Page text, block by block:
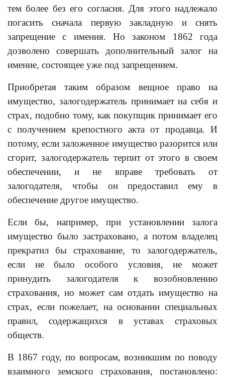
тем более без его согласия. Для этого надлежало
погасить сначала первую закладную и снять
запрещение с имения. Но законом 1862 года
дозволено совершать дополнительный залог на
имение, состоящее уже под запрещением.
Приобретая таким образом вещное право на
имущество, залогодержатель принимает на себя и
страх, подобно тому, как покупщик принимает его
с получением крепостного акта от продавца. И
потому, если заложенное имущество разорится или
сгорит, залогодержатель терпит от этого в своем
обеспечении, и не вправе требовать от
залогодателя, чтобы он предоставил ему в
обеспечение другое имущество.
Если бы, например, при установлении залога
имущество было застраховано, а потом владелец
прекратил бы страхование, то залогодержатель,
если не было особого условия, не может
принудить залогодателя к возобновлению
страхования, но может сам отдать имущество на
страх, если пожелает, на основании специальных
правил, содержащихся в уставах страховых
обществ.
В 1867 году, по вопросам, возникшим по поводу
взаимного земского страхования, постановлено: